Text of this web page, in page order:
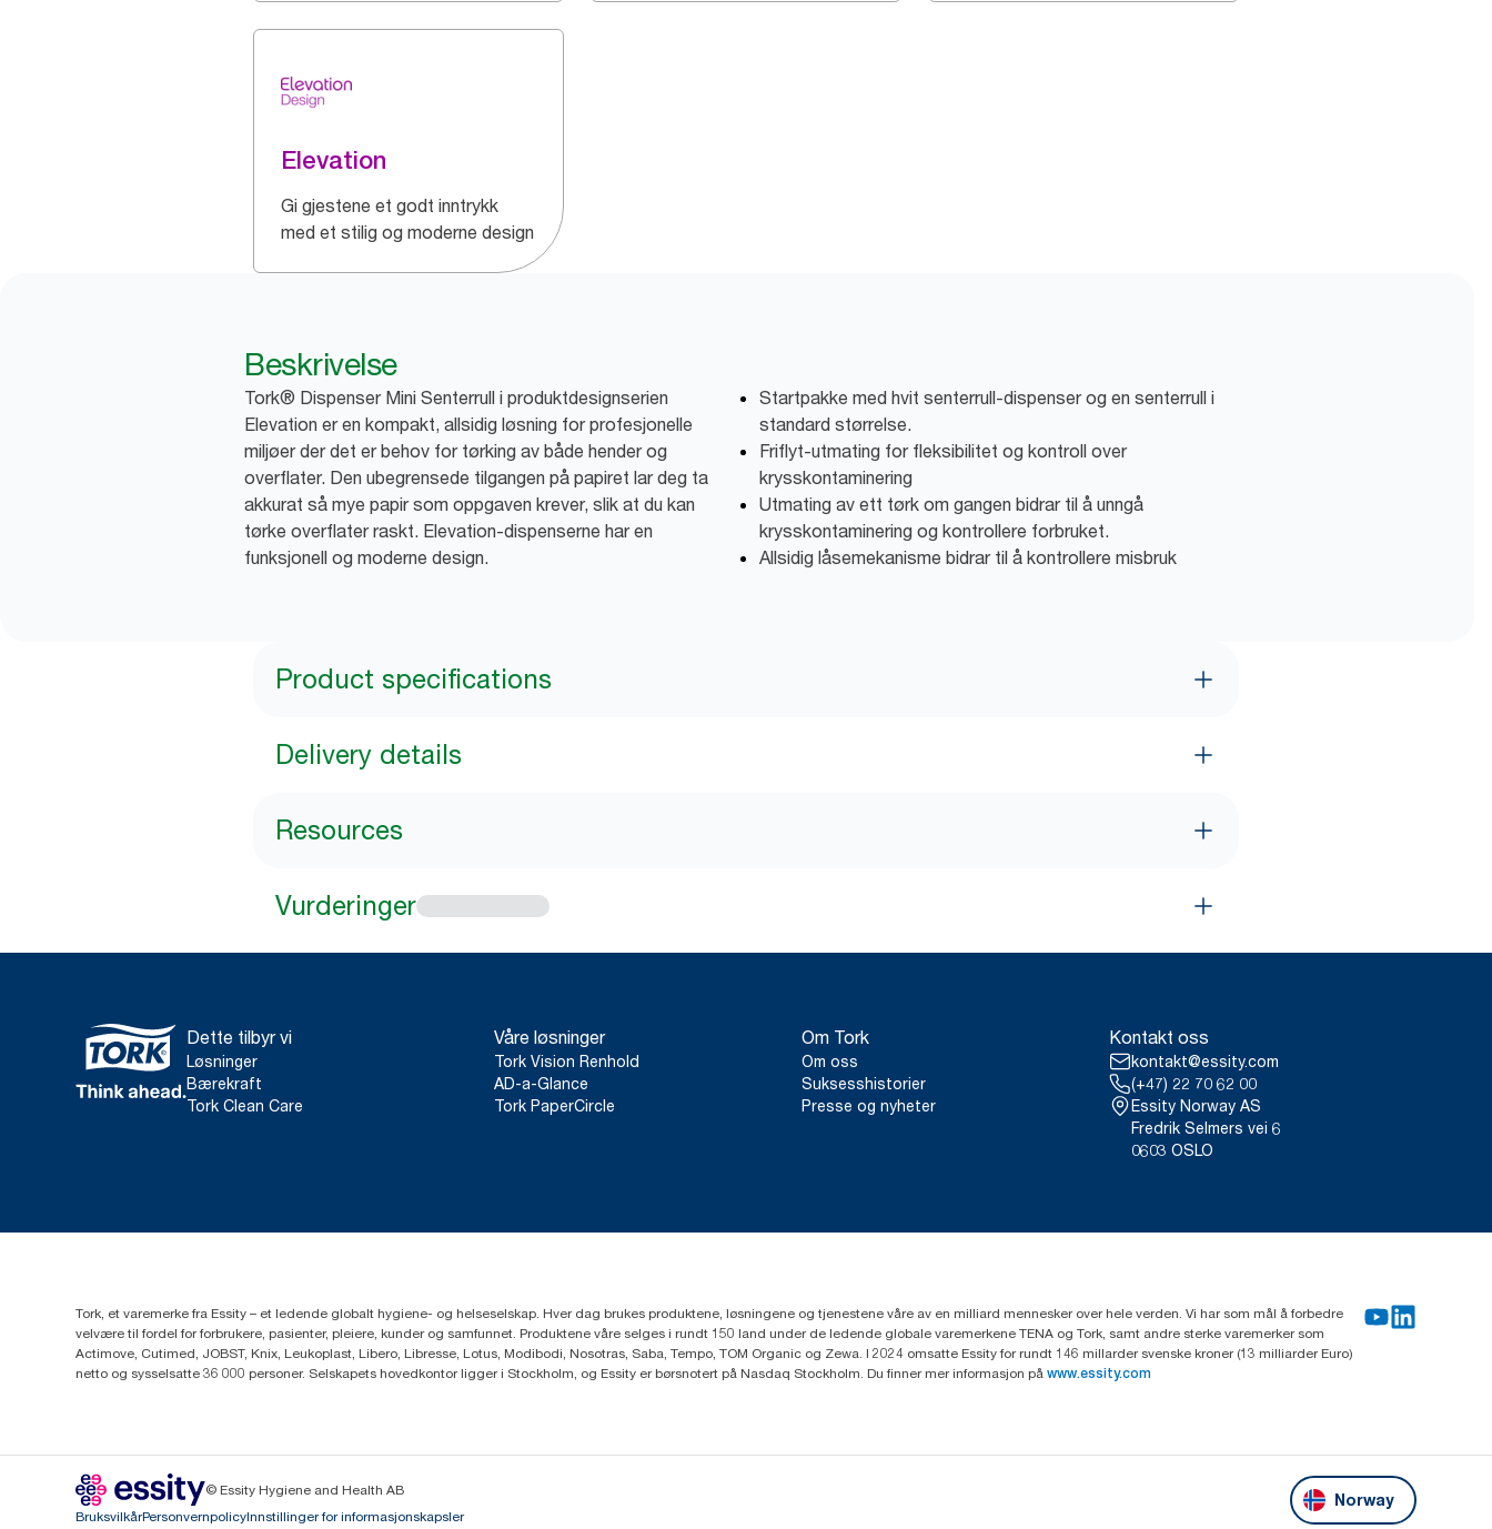
Elevation
Gi gjestene et godt inntrykk
med et stilig og moderne design
Beskrivelse
Tork® Dispenser Mini Senterrull i produktdesignserien
Elevation er en kompakt, allsidig løsning for profesjonelle
miljøer der det er behov for tørking av både hender og
overflater. Den ubegrensede tilgangen på papiret lar deg ta
akkurat så mye papir som oppgaven krever, slik at du kan
tørke overflater raskt. Elevation-dispenserne har en
funksjonell og moderne design.
Startpakke med hvit senterrull-dispenser og en senterrull i
standard størrelse.
Friflyt-utmating for fleksibilitet og kontroll over
krysskontaminering
Utmating av ett tørk om gangen bidrar til å unngå
krysskontaminering og kontrollere forbruket.
Allsidig låsemekanisme bidrar til å kontrollere misbruk
Product specifications
Delivery details
Resources
Vurderinger
Dette tilbyr vi
Løsninger
Bærekraft
Tork Clean Care
Våre løsninger
Tork Vision Renhold
AD-a-Glance
Tork PaperCircle
Om Tork
Om oss
Suksesshistorier
Presse og nyheter
Kontakt oss
kontakt@essity.com
(+47) 22 70 62 00
Essity Norway AS
Fredrik Selmers vei 6
0603 OSLO
Tork, et varemerke fra Essity – et ledende globalt hygiene- og helseselskap. Hver dag brukes produktene, løsningene og tjenestene våre av en milliard mennesker over hele verden. Vi har som mål å forbedre
velvære til fordel for forbrukere, pasienter, pleiere, kunder og samfunnet. Produktene våre selges i rundt 150 land under de ledende globale varemerkene TENA og Tork, samt andre sterke varemerker som
Actimove, Cutimed, JOBST, Knix, Leukoplast, Libero, Libresse, Lotus, Modibodi, Nosotras, Saba, Tempo, TOM Organic og Zewa. I 2024 omsatte Essity for rundt 146 millarder svenske kroner (13 milliarder Euro)
netto og sysselsatte 36 000 personer. Selskapets hovedkontor ligger i Stockholm, og Essity er børsnotert på Nasdaq Stockholm. Du finner mer informasjon på www.essity.com
© Essity Hygiene and Health AB
BruksvilkårPersonvernpolicyInnstillinger for informasjonskapsler
Norway